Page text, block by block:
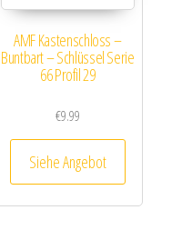
AMF Kastenschloss –
Buntbart – Schlüssel Serie
66 Profil 29
€9.99
Siehe Angebot